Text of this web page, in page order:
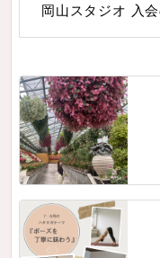
岡山スタジオ 入